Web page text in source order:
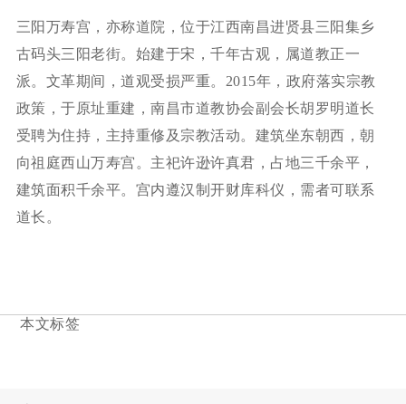
三阳万寿宫，亦称道院，位于江西南昌进贤县三阳集乡
古码头三阳老街。始建于宋，千年古观，属道教正一
派。文革期间，道观受损严重。2015年，政府落实宗教
政策，于原址重建，南昌市道教协会副会长胡罗明道长
受聘为住持，主持重修及宗教活动。建筑坐东朝西，朝
向祖庭西山万寿宫。主祀许逊许真君，占地三千余平，
建筑面积千余平。宫内遵汉制开财库科仪，需者可联系
道长。
本文标签